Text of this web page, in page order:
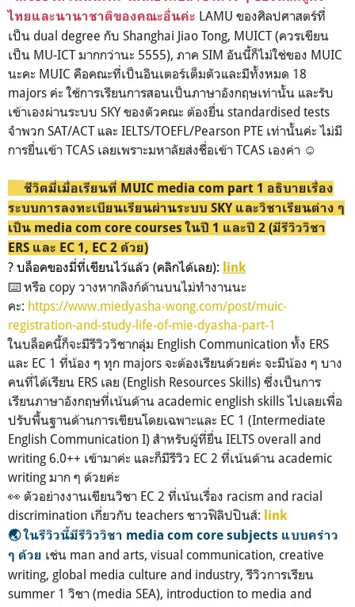
ไทยและนานาชาติของคณะอื่นค่ะ LAMU ของศิลปศาสตร์ที่
เป็น dual degree กับ Shanghai Jiao Tong, MUICT (ควรเขียน
เป็น MU-ICT มากกว่านะ 5555), ภาค SIM อันนี้ก็ไม่ใช่ของ MUIC
นะคะ MUIC คือคณะที่เป็นอินเตอร์เต็มตัวและมีทั้งหมด 18
majors ค่ะ ใช้การเรียนการสอนเป็นภาษาอังกฤษเท่านั้น และรับ
เข้าเองผ่านระบบ SKY ของตัวคณะ ต้องยื่น standardised tests
จำพวก SAT/ACT และ IELTS/TOEFL/Pearson PTE เท่านั้นค่ะ ไม่มี
การยื่นเข้า TCAS เลยเพราะมหาลัยส่งชื่อเข้า TCAS เองค่า ☺️
ชีวิตมี่เมื่อเรียนที่ MUIC media com part 1 อธิบายเรื่อง
ระบบการลงทะเบียนเรียนผ่านระบบ SKY และวิชาเรียนต่าง ๆ
เป็น media com core courses ในปี 1 และปี 2 (มีรีวิววิชา
ERS และ EC 1, EC 2 ด้วย)
? บล็อคของมี่ที่เขียนไว้แล้ว (คลิกได้เลย): link
⌨️ หรือ copy วางหากลิงก์ด้านบนไม่ทำงานนะ
คะ: https://www.miedyasha-wong.com/post/muic-
registration-and-study-life-of-mie-dyasha-part-1
ในบล็อคนี้ก็จะมีรีวิววิชากลุ่ม English Communication ทั้ง ERS
และ EC 1 ที่น้อง ๆ ทุก majors จะต้องเรียนด้วยค่ะ จะมีน้อง ๆ บาง
คนที่ได้เรียน ERS เลย (English Resources Skills) ซึ่งเป็นการ
เรียนภาษาอังกฤษที่เน้นด้าน academic english skills ไปเลยเพื่อ
ปรับพื้นฐานด้านการเขียนโดยเฉพาะและ EC 1 (Intermediate
English Communication I) สำหรับผู้ที่ยื่น IELTS overall and
writing 6.0++ เข้ามาค่ะ และก็มีรีวิว EC 2 ที่เน้นด้าน academic
writing มาก ๆ ด้วยค่ะ
👀 ตัวอย่างงานเขียนวิชา EC 2 ที่เน้นเรื่อง racism and racial
discrimination เกี่ยวกับ teachers ชาวฟิลิปปินส์: link
🌏 ในรีวิวนี้มีรีวิววิชา media com core subjects แบบคร่าว
ๆ ด้วย เช่น man and arts, visual communication, creative
writing, global media culture and industry, รีวิวการเรียน
summer 1 วิชา (media SEA), introduction to media and